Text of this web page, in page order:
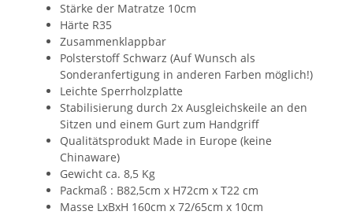
Stärke der Matratze 10cm
Härte R35
Zusammenklappbar
Polsterstoff Schwarz (Auf Wunsch als
Sonderanfertigung in anderen Farben möglich!)
Leichte Sperrholzplatte
Stabilisierung durch 2x Ausgleichskeile an den
Sitzen und einem Gurt zum Handgriff
Qualitätsprodukt Made in Europe (keine
Chinaware)
Gewicht ca. 8,5 Kg
Packmaß : B82,5cm x H72cm x T22 cm
Masse LxBxH 160cm x 72/65cm x 10cm